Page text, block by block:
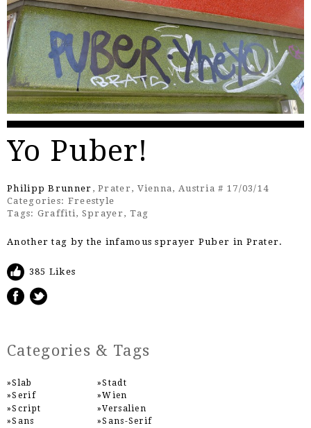
Yo Puber!
Philipp Brunner , Prater, Vienna, Austria # 17/03/14
Categories: Freestyle
Tags: Graffiti , Sprayer , Tag
Another tag by the infamous sprayer Puber in Prater.
385 Likes
Categories & Tags
Slab
Serif
Script
Sans
Stadt
Wien
Versalien
Sans-Serif